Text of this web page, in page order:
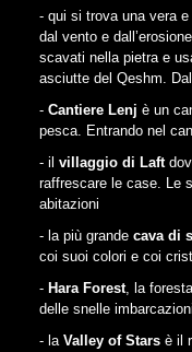
- qui si trova una vera e
dal vento e
scavati nella pietra e
asciutte del Qeshm.
- Cantiere Lenj è un
pesca. Entrando nel
- il villaggio di Laft
raffrescare le case. Le
abitazioni
- la più grande cava di
coi suoi colori e coi
- Hara Forest, la
delle snelle
- la Valley of Stars è il